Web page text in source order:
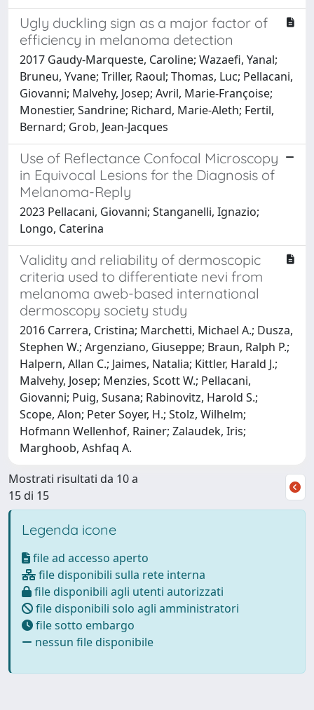
Ugly duckling sign as a major factor of
efficiency in melanoma detection
2017 Gaudy-Marqueste, Caroline; Wazaefi, Yanal;
Bruneu, Yvane; Triller, Raoul; Thomas, Luc; Pellacani,
Giovanni; Malvehy, Josep; Avril, Marie-Françoise;
Monestier, Sandrine; Richard, Marie-Aleth; Fertil,
Bernard; Grob, Jean-Jacques
Use of Reflectance Confocal Microscopy
in Equivocal Lesions for the Diagnosis of
Melanoma-Reply
2023 Pellacani, Giovanni; Stanganelli, Ignazio;
Longo, Caterina
Validity and reliability of dermoscopic
criteria used to differentiate nevi from
melanoma aweb-based international
dermoscopy society study
2016 Carrera, Cristina; Marchetti, Michael A.; Dusza,
Stephen W.; Argenziano, Giuseppe; Braun, Ralph P.;
Halpern, Allan C.; Jaimes, Natalia; Kittler, Harald J.;
Malvehy, Josep; Menzies, Scott W.; Pellacani,
Giovanni; Puig, Susana; Rabinovitz, Harold S.;
Scope, Alon; Peter Soyer, H.; Stolz, Wilhelm;
Hofmann Wellenhof, Rainer; Zalaudek, Iris;
Marghoob, Ashfaq A.
Mostrati risultati da 10 a
15 di 15
Legenda icone
file ad accesso aperto
file disponibili sulla rete interna
file disponibili agli utenti autorizzati
file disponibili solo agli amministratori
file sotto embargo
nessun file disponibile